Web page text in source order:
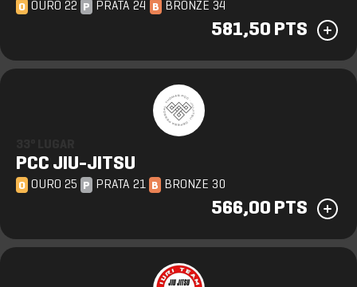
O OURO 22 P PRATA 24 B BRONZE 34
581,50 PTS
PCC JIU-JITSU
O OURO 25 P PRATA 21 B BRONZE 30
566,00 PTS